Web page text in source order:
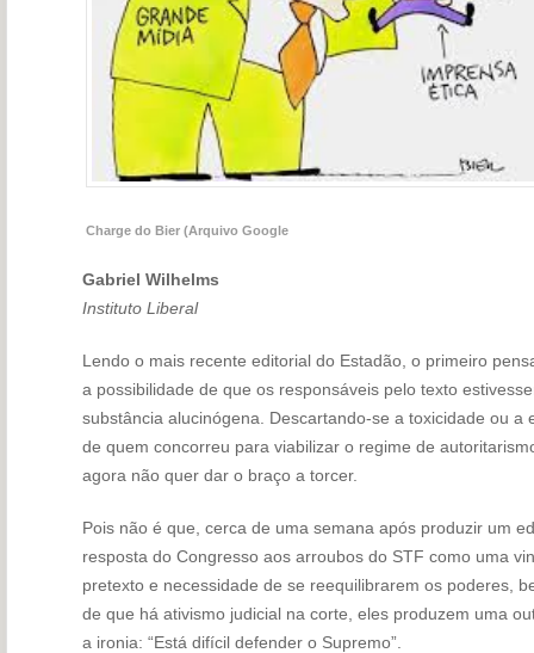
Charge do Bier (Arquivo Google
Gabriel Wilhelms
Instituto Liberal
Lendo o mais recente editorial do Estadão, o primeiro
a possibilidade de que os responsáveis pelo texto
substância alucinógena. Descartando-se a toxicidade ou a
de quem concorreu para viabilizar o regime de
agora não quer dar o braço a torcer.
Pois não é que, cerca de uma semana após produzir um
resposta do Congresso aos arroubos do STF como uma
pretexto e necessidade de se reequilibrarem os poderes,
de que há ativismo judicial na corte, eles produzem uma
a ironia: “Está difícil defender o Supremo”.